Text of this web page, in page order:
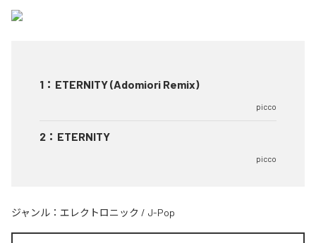
1 ： ETERNITY (Adomiori Remix)
picco
2 ： ETERNITY
picco
ジャンル： エレクトロニック / J-Pop